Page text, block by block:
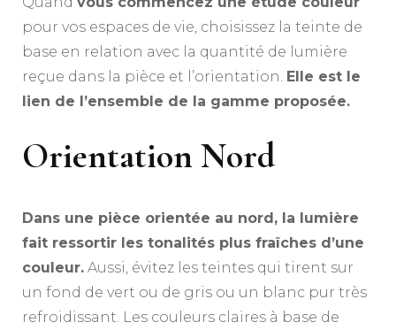
pour vos espaces de vie, choisissez la teinte de
base en relation avec la quantité de lumière
reçue dans la pièce et l’orientation. Elle est le
lien de l’ensemble de la gamme proposée.
Orientation Nord
Dans une pièce orientée au nord, la lumière
fait ressortir les tonalités plus fraîches d’une
couleur. Aussi, évitez les teintes qui tirent sur
un fond de vert ou de gris ou un blanc pur très
refroidissant. Les couleurs claires à base de